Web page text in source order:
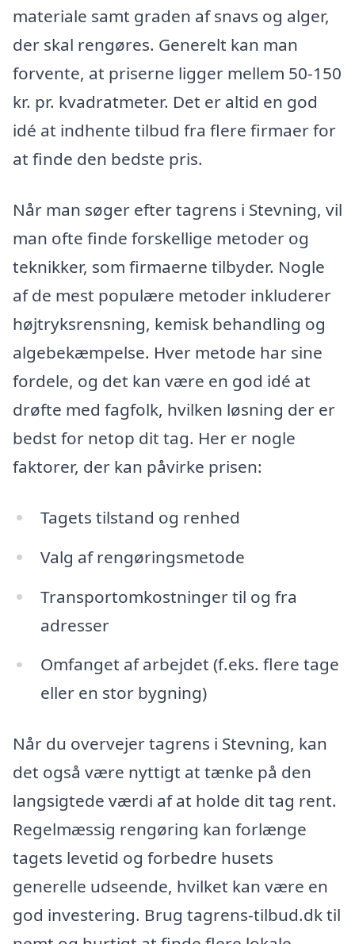
materiale samt graden af snavs og alger,
der skal rengøres. Generelt kan man
forvente, at priserne ligger mellem 50-150
kr. pr. kvadratmeter. Det er altid en god
idé at indhente tilbud fra flere firmaer for
at finde den bedste pris.
Når man søger efter tagrens i Stevning, vil
man ofte finde forskellige metoder og
teknikker, som firmaerne tilbyder. Nogle
af de mest populære metoder inkluderer
højtryksrensning, kemisk behandling og
algebekæmpelse. Hver metode har sine
fordele, og det kan være en god idé at
drøfte med fagfolk, hvilken løsning der er
bedst for netop dit tag. Her er nogle
faktorer, der kan påvirke prisen:
Tagets tilstand og renhed
Valg af rengøringsmetode
Transportomkostninger til og fra
adresser
Omfanget af arbejdet (f.eks. flere tage
eller en stor bygning)
Når du overvejer tagrens i Stevning, kan
det også være nyttigt at tænke på den
langsigtede værdi af at holde dit tag rent.
Regelmæssig rengøring kan forlænge
tagets levetid og forbedre husets
generelle udseende, hvilket kan være en
god investering. Brug tagrens-tilbud.dk til